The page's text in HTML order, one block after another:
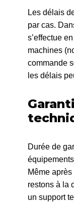
Les délais
par cas.
s’effectue
machines
commande
les délais
Durée de
Même
restons à la
un support